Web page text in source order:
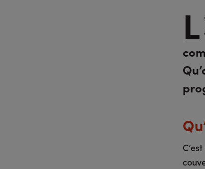
L